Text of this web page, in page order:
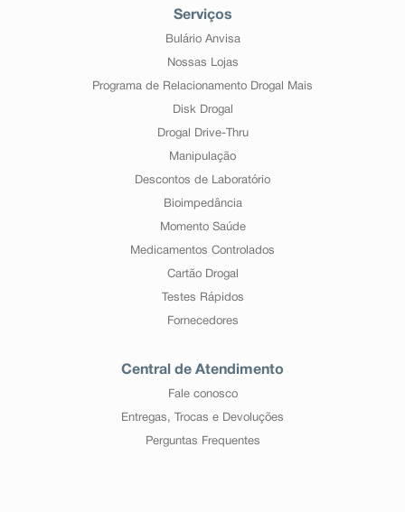
Serviços
Bulário Anvisa
Nossas Lojas
Programa de Relacionamento Drogal Mais
Disk Drogal
Drogal Drive-Thru
Manipulação
Descontos de Laboratório
Bioimpedância
Momento Saúde
Medicamentos Controlados
Cartão Drogal
Testes Rápidos
Fornecedores
Central de Atendimento
Fale conosco
Entregas, Trocas e Devoluções
Perguntas Frequentes